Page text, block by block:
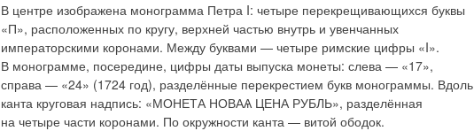
В центре изображена монограмма Петра I: четыре перекрещивающихся буквы
«П», расположенных по кругу, верхней частью внутрь и увенчанных
императорскими коронами. Между буквами — четыре римские цифры «I».
В монограмме, посередине, цифры даты выпуска монеты: слева — «17»,
справа — «24» (1724 год), разделённые перекрестием букв монограммы. Вдоль
канта круговая надпись: «МОНЕТА НОВАѦ ЦЕНА РУБЛЬ», разделённая
на четыре части коронами. По окружности канта — витой ободок.